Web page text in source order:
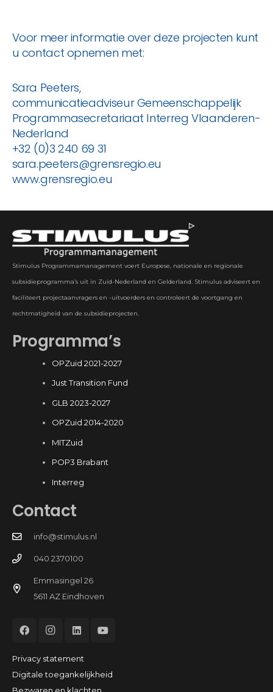
Voor meer informatie over deze projecten kunt
u contact opnemen met:
Sara Peeters,
communicatieadviseur Gemeenschappelijk
Programmasecretariaat Interreg Vlaanderen-
Nederland
+32 (0)3 240 69 31
sara.peeters@grensregio.eu
www.grensregio.eu
Stimulus Programmamanagement voert Europese, nationale en regionale
subsidieprogramma’s uit in Zuid-Nederland en Gelderland. Stimulus adviseert en
faciliteert projectaanvragers en -uitvoerders en controleert de voortgang en
rechtmatigheid van de subsidieprojecten.
Programma’s
OPZuid 2021-2027
Just Transition Fund
GLB 2023-2027
OPZuid 2014-2020
MITZuid
POP3 Brabant
Interreg
Contact
info@stimulus.nl
040 2370100
Emmasingel 26
5611 AZ Eindhoven
Privacy statement
Digitale toegankelijkheid